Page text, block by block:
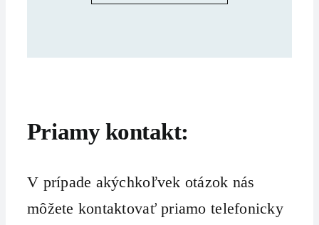
Priamy kontakt:
V prípade akýchkoľvek otázok nás
môžete kontaktovať priamo telefonicky